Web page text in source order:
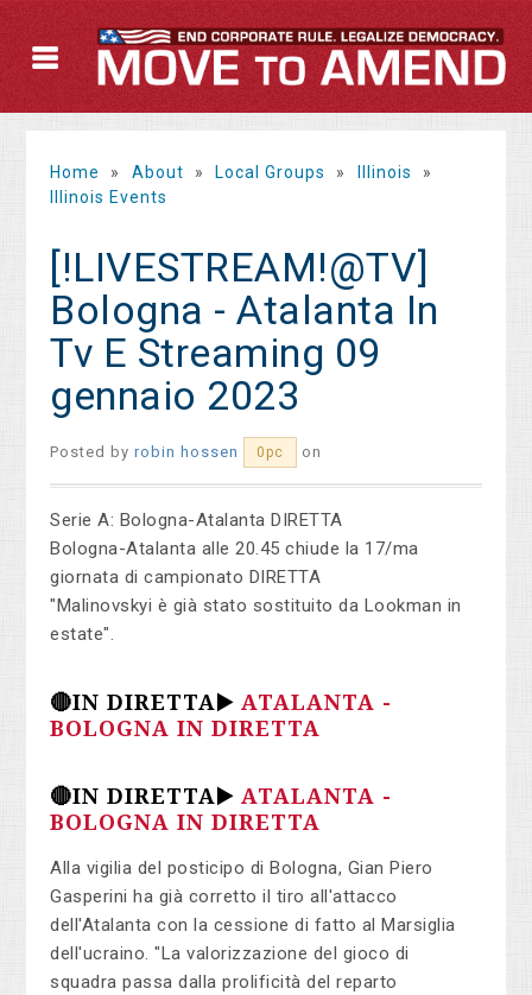
Home » About » Local Groups » Illinois
»
Illinois Events
[!LIVESTREAM!@TV]
Bologna - Atalanta In
Tv E Streaming 09
gennaio 2023
Posted byrobin hossen 0pc on
Serie A: Bologna-Atalanta DIRETTA
Bologna-Atalanta alle 20.45 chiude la 17/ma
giornata di campionato DIRETTA
"Malinovskyi è già stato sostituito da Lookman in
estate".
🔴IN DIRETTA▶️ ATALANTA -
BOLOGNA IN DIRETTA
🔴IN DIRETTA▶️ ATALANTA -
BOLOGNA IN DIRETTA
Alla vigilia del posticipo di Bologna, Gian Piero
Gasperini ha già corretto il tiro all'attacco
dell'Atalanta con la cessione di fatto al Marsiglia
dell'ucraino. "La valorizzazione del gioco di
squadra passa dalla prolificità del reparto